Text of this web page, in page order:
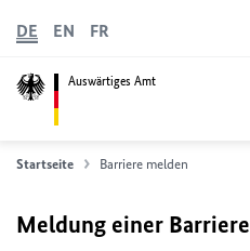
Auswärtiges Amt
DE EN FR
Startseite Barriere melden
Meldung einer Barriere